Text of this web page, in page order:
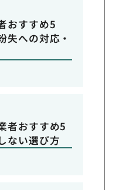
おすすめ5
失への対応・
者おすすめ5
ない選び方